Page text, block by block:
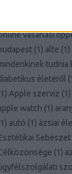
vásárlási
(1) alte (1)
tudnia
életéről (
1) Apple szerviz (1)
watch (1)
1) autó (1) ázsiai
(1)